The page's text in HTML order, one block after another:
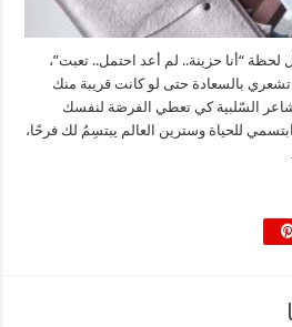
“أنا حزينة.. لم أعد احتمل.. تعبت”،
بالسعادة حتى لو كانت قريبة منك
السّلبية كي تعطي الفرصَة لنفسك
للحياة وسترين العالم يبتسِمُ لك فرحًا،